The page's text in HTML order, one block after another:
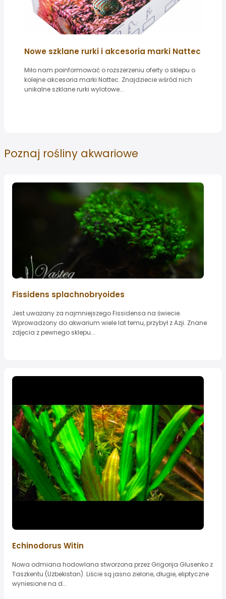
Nowe szklane rurki i akcesoria marki Nattec
Miło nam poinformować o rozszerzeniu oferty o sklepu o
kolejne akcesoria marki Nattec. Znajdziecie wśród nich
unikalne szklane rurki wylotowe...
Poznaj rośliny akwariowe
Fissidens splachnobryoides
Jest uważany za najmniejszego Fissidensa na świecie.
Wprowadzony do akwarium wiele lat temu, przybył z Azji. Znane
zdjęcia z pewnego sklepu...
Echinodorus Witin
Nowa odmiana hodowlana stworzona przez Grigorija Glusenko z
Taszkentu (Uzbekistan). Liście są jasno zielone, długie, eliptyczne
wyniesione na d...